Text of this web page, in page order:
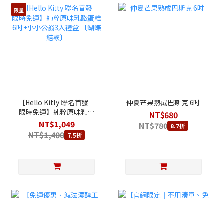
限量
【Hello Kitty 聯名首發│
限時免運】純粹原味乳酪
蛋糕 6吋+小小公爵3入禮
盒 〔蝴蝶結款〕
NT$1,049
NT$1,400 7.5折
仲夏芒果熟成巴斯克 6吋
NT$680
NT$780 8.7折